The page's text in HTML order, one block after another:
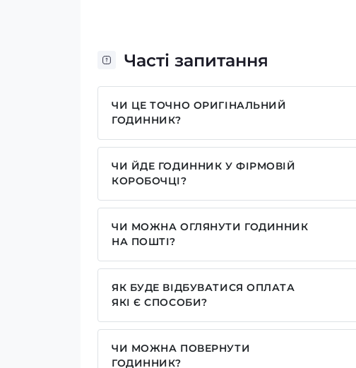
Часті запитання
ЧИ ЦЕ ТОЧНО ОРИГІНАЛЬНИЙ
ГОДИННИК?
Так, усі годинники у нас лише оригінальні,
ЧИ ЙДЕ ГОДИННИК У ФІРМОВІЙ
КОРОБОЧЦІ?
Для годинників бренду Casio, Pagani Design,
брендовим надписом. Для бренду AWARDER
камуфляжну(в залежності класична модель чи
моделі годинника. Особливо якщо купляєте
наші подарункові коробочки.
ЧИ МОЖНА ОГЛЯНУТИ ГОДИННИК
НА ПОШТІ?
Так у нас дозволений огляд годинників на
ЯК БУДЕ ВІДБУВАТИСЯ ОПЛАТА
ЯКІ Є СПОСОБИ?
У нас досить широкий вибір способів оплат.
реквізитами IBAN, оплата частинами від
сайті
ЧИ МОЖНА ПОВЕРНУТИ
ГОДИННИК?